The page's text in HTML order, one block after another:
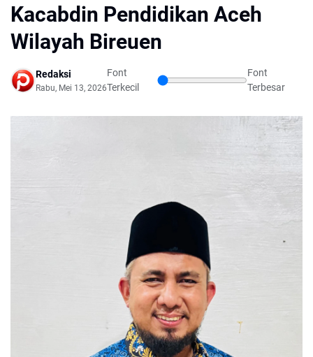
Kacabdin Pendidikan Aceh
Wilayah Bireuen
Redaksi
Rabu, Mei 13, 2026
Font
Terkecil
Font
Terbesar